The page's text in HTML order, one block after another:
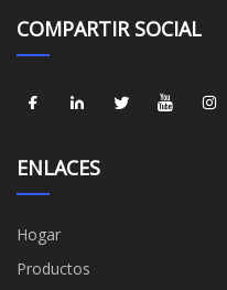
COMPARTIR SOCIAL
ENLACES
Hogar
Productos